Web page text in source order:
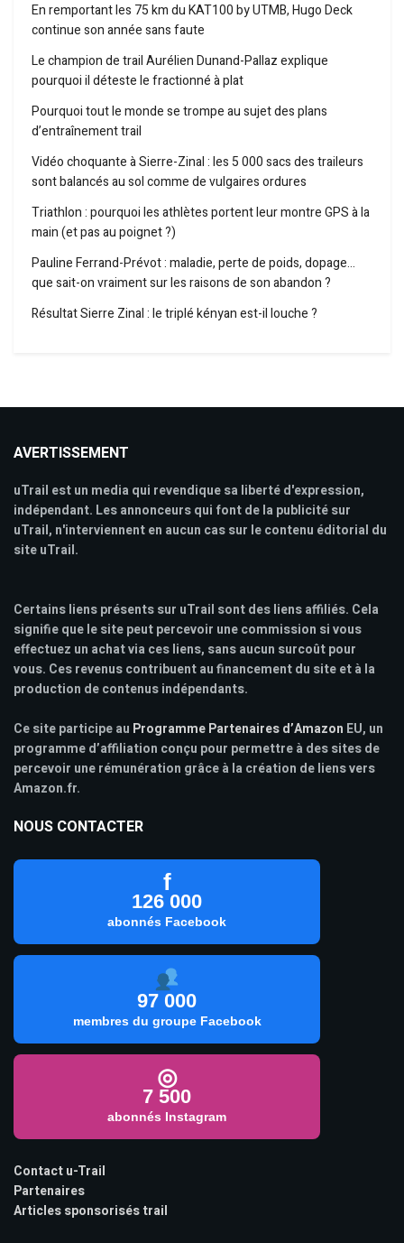
En remportant les 75 km du KAT100 by UTMB, Hugo Deck
continue son année sans faute
Le champion de trail Aurélien Dunand-Pallaz explique
pourquoi il déteste le fractionné à plat
Pourquoi tout le monde se trompe au sujet des plans
d’entraînement trail
Vidéo choquante à Sierre-Zinal : les 5 000 sacs des traileurs
sont balancés au sol comme de vulgaires ordures
Triathlon : pourquoi les athlètes portent leur montre GPS à la
main (et pas au poignet ?)
Pauline Ferrand-Prévot : maladie, perte de poids, dopage…
que sait-on vraiment sur les raisons de son abandon ?
Résultat Sierre Zinal : le triplé kényan est-il louche ?
AVERTISSEMENT
uTrail est un media qui revendique sa liberté d'expression,
indépendant. Les annonceurs qui font de la publicité sur
uTrail, n'interviennent en aucun cas sur le contenu éditorial du
site uTrail.
Certains liens présents sur uTrail sont des liens affiliés. Cela
signifie que le site peut percevoir une commission si vous
effectuez un achat via ces liens, sans aucun surcoût pour
vous. Ces revenus contribuent au financement du site et à la
production de contenus indépendants.
Ce site participe au Programme Partenaires d’Amazon EU, un
programme d’affiliation conçu pour permettre à des sites de
percevoir une rémunération grâce à la création de liens vers
Amazon.fr.
NOUS CONTACTER
f
126 000
abonnés Facebook
97 000
membres du groupe Facebook
◎
7 500
abonnés Instagram
Contact u-Trail
Partenaires
Articles sponsorisés trail